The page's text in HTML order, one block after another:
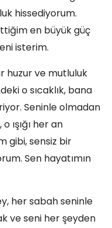
hissediyorum.
en büyük güç
isterim.
huzur ve mutluluk
o sıcaklık, bana
Seninle olmadan
ışığı her an
gibi, sensiz bir
Sen hayatımın
her sabah seninle
ve seni her şeyden